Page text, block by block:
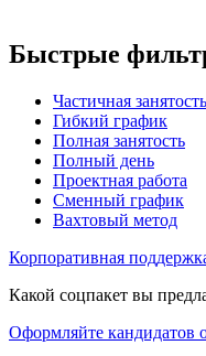
Быстрые
Частичная занятость
Гибкий график
Полная занятость
Полный день
Проектная работа
Сменный график
Вахтовый метод
Корпоративная
Какой соцпакет вы
Оформляйте кандидатов